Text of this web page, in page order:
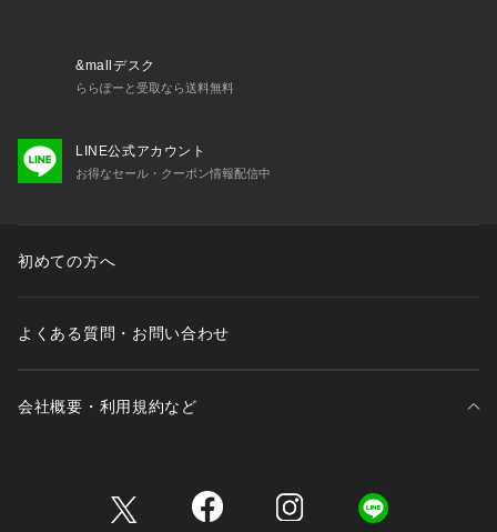
&mallデスク
ららぽーと受取なら送料無料
LINE公式アカウント
お得なセール・クーポン情報配信中
初めての方へ
よくある質問・お問い合わせ
会社概要・利用規約など